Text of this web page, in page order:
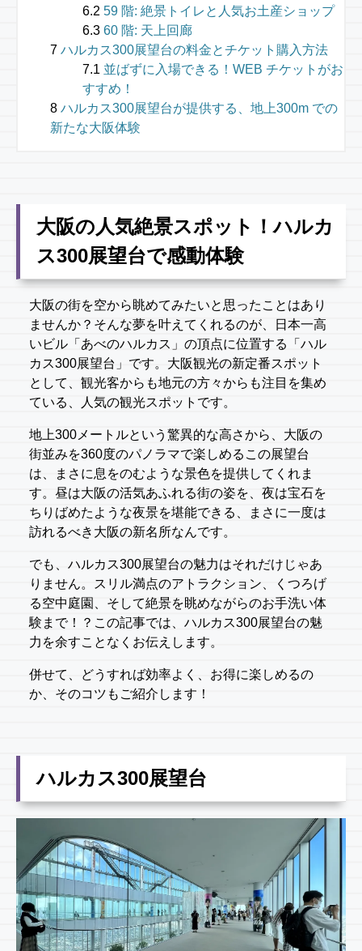
59 階: 絶景トイレと人気お土産ショップ
60 階: 天上回廊
ハルカス300展望台の料金とチケット購入方法
並ばずに入場できる！WEB チケットがお
すすめ！
ハルカス300展望台が提供する、地上300m での
新たな大阪体験
大阪の人気絶景スポット！ハルカ
ス300展望台で感動体験
大阪の街を空から眺めてみたいと思ったことはあり
ませんか？そんな夢を叶えてくれるのが、日本一高
いビル「あべのハルカス」の頂点に位置する「ハル
カス300展望台」です。大阪観光の新定番スポット
として、観光客からも地元の方々からも注目を集め
ている、人気の観光スポットです。
地上300メートルという驚異的な高さから、大阪の
街並みを360度のパノラマで楽しめるこの展望台
は、まさに息をのむような景色を提供してくれま
す。昼は大阪の活気あふれる街の姿を、夜は宝石を
ちりばめたような夜景を堪能できる、まさに一度は
訪れるべき大阪の新名所なんです。
でも、ハルカス300展望台の魅力はそれだけじゃあ
りません。スリル満点のアトラクション、くつろげ
る空中庭園、そして絶景を眺めながらのお手洗い体
験まで！？この記事では、ハルカス300展望台の魅
力を余すことなくお伝えします。
併せて、どうすれば効率よく、お得に楽しめるの
か、そのコツもご紹介します！
ハルカス300展望台